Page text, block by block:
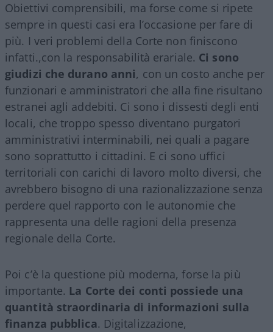
Obiettivi comprensibili, ma forse come si ripete
sempre in questi casi era l’occasione per fare di
più. I veri problemi della Corte non finiscono
infatti.,con la responsabilità erariale. Ci sono
giudizi che durano anni, con un costo anche per
funzionari e amministratori che alla fine risultano
estranei agli addebiti. Ci sono i dissesti degli enti
locali, che troppo spesso diventano purgatori
amministrativi interminabili, nei quali a pagare
sono soprattutto i cittadini. E ci sono uffici
territoriali con carichi di lavoro molto diversi, che
avrebbero bisogno di una razionalizzazione senza
perdere quel rapporto con le autonomie che
rappresenta una delle ragioni della presenza
regionale della Corte.
Poi c’è la questione più moderna, forse la più
importante. La Corte dei conti possiede una
quantità straordinaria di informazioni sulla
finanza pubblica. Digitalizzazione,